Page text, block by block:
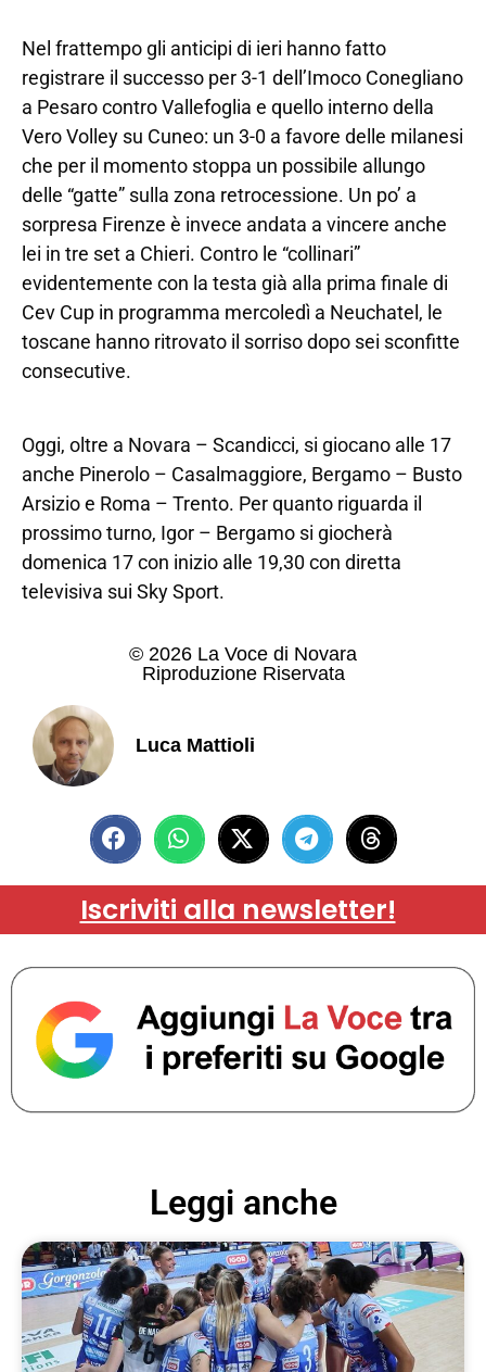
Nel frattempo gli anticipi di ieri hanno fatto
registrare il successo per 3-1 dell’Imoco Conegliano
a Pesaro contro Vallefoglia e quello interno della
Vero Volley su Cuneo: un 3-0 a favore delle milanesi
che per il momento stoppa un possibile allungo
delle “gatte” sulla zona retrocessione. Un po’ a
sorpresa Firenze è invece andata a vincere anche
lei in tre set a Chieri. Contro le “collinari”
evidentemente con la testa già alla prima finale di
Cev Cup in programma mercoledì a Neuchatel, le
toscane hanno ritrovato il sorriso dopo sei sconfitte
consecutive.
Oggi, oltre a Novara – Scandicci, si giocano alle 17
anche Pinerolo – Casalmaggiore, Bergamo – Busto
Arsizio e Roma – Trento. Per quanto riguarda il
prossimo turno, Igor – Bergamo si giocherà
domenica 17 con inizio alle 19,30 con diretta
televisiva sui Sky Sport.
© 2026 La Voce di Novara
Riproduzione Riservata
Luca Mattioli
Iscriviti alla newsletter!
Leggi anche